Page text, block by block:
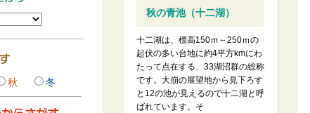
秋 冬
秋の青池（十二湖）
十二湖は、標高150ｍ～250ｍの
起伏の多い台地に約4平方kmにわ
たって点在する、33湖沼群の総称
です。大崩の展望地から見下ろす
と12の池が見えるので十二湖と呼
ばれています。そ